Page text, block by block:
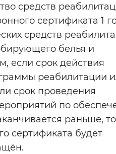
средств
сертификата 1
средств
белья и
если срок действия
реабилитации
срок проведения
по
раньше,
сертификата будет